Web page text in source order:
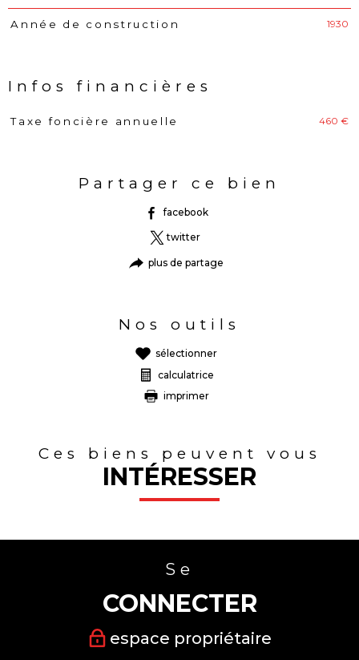
Année de construction 1930
Infos financières
Caractéristiques Valeurs
Taxe foncière annuelle 460 €
Partager ce bien
facebook
twitter
plus de partage
Nos outils
sélectionner
calculatrice
imprimer
Ces biens peuvent vous
INTÉRESSER
Se
CONNECTER
espace propriétaire